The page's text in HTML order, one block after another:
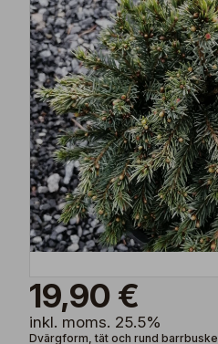
19,90 €
inkl. moms. 25.5%
Dvärgform, tät och rund barrbuske